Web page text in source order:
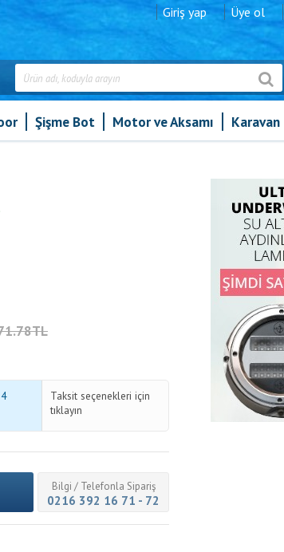
Giriş yap Üye ol
Şişme Bot Motor ve Aksamı Karavan
Taksit seçenekleri için
tıklayın
Bilgi / Telefonla Sipariş
0216 392 16 71 - 72